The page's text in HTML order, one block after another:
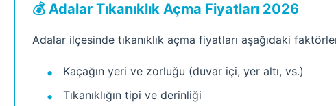
💰 Adalar Tıkanıklık Açma Fiyatları 2026
Adalar ilçesinde tıkanıklık açma fiyatları aşağıdaki
Kaçağın yeri ve zorluğu (duvar içi, yer altı, vs.)
Tıkanıklığın tipi ve derinliği